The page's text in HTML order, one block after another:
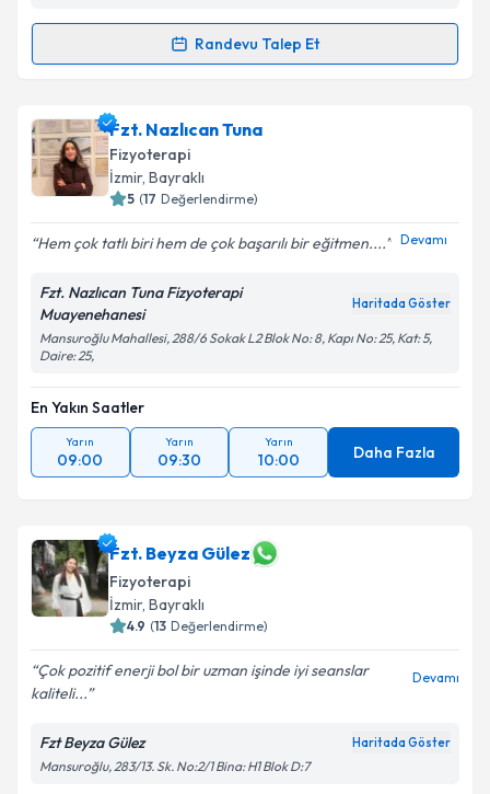
Randevu Talep Et
Randevu Takvimi Talebi
Fzt. Asena Zincapiçin randevu takvimi talebi
oluşturun. Size bu uzmandan randevu almanız için bir
takvim hazırlandığında e-posta ile bilgilendireceğiz.
Kişisel verilerimin işlenmesine ilişkin
Metni'ni okudum ve kişisel verilerimin belirtilen
Takvim Talebini Gönder
Fzt. Nazlıcan Tuna
Fizyoterapi
İzmir, Bayraklı
5 (17 Değerlendirme)
Hem çok tatlı biri hem de çok başarılı bir eğitmen.... Devamı
Fzt. Nazlıcan Tuna Fizyoterapi
Muayenehanesi
Haritada Göster
Mansuroğlu Mahallesi, 288/6 Sokak L2 Blok No: 8, Kapı No: 25, Kat: 5,
Daire: 25,
En Yakın Saatler
Yarın
09:00
Yarın
09:30
Yarın
10:00 Daha Fazla
Fzt. Beyza Gülez
Fizyoterapi
İzmir, Bayraklı
4.9 (13 Değerlendirme)
Çok pozitif enerji bol bir uzman işinde iyi seanslar
kaliteli...
Devamı
Fzt Beyza Gülez Haritada Göster
Mansuroğlu, 283/13. Sk. No:2/1 Bina: H1 Blok D:7